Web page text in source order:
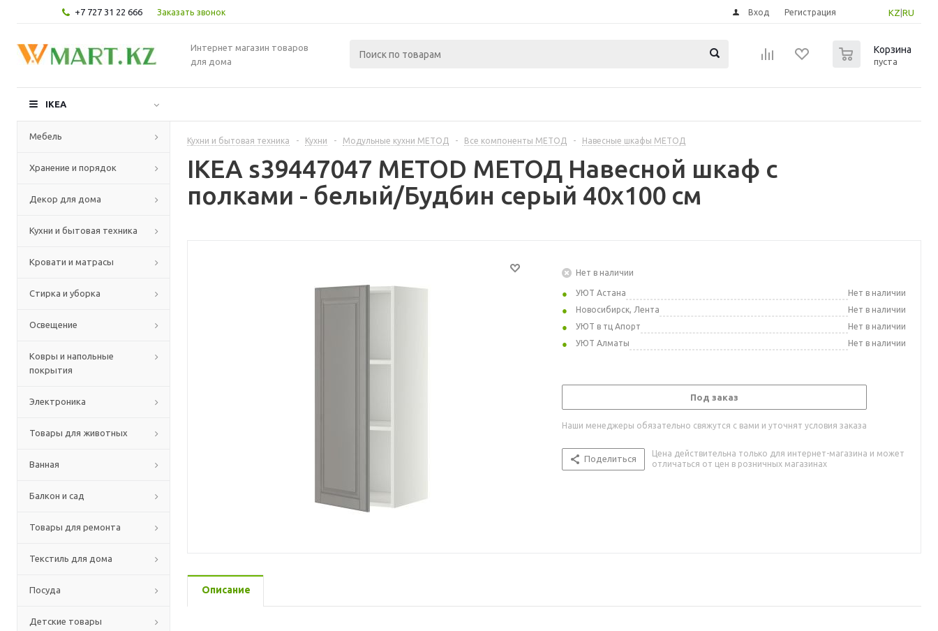
+7 727 31 22 666 Заказать звонок KZ RU
Вход Регистрация
Интернет магазин товаров
для дома
Корзина
пуста
IKEA
Мебель
Хранение и порядок
Декор для дома
Кухни и бытовая техника
Кровати и матрасы
Стирка и уборка
Освещение
Ковры и напольные
покрытия
Электроника
Товары для животных
Ванная
Балкон и сад
Товары для ремонта
Текстиль для дома
Посуда
Детские товары
Кухни и бытовая техника - Кухни - Модульные кухни МЕТОД - Все компоненты МЕТОД - Навесные шкафы МЕТОД
IKEA s39447047 METOD МЕТОД Навесной шкаф с
полками - белый/Будбин серый 40x100 см
Нет в наличии
УЮТ Астана
Нет в наличии
Новосибирск, Лента
Нет в наличии
УЮТ в тц Апорт
Нет в наличии
УЮТ Алматы
Нет в наличии
Под заказ
Наши менеджеры обязательно свяжутся с вами и уточнят условия заказа
Поделиться
Цена действительна только для интернет-магазина и может
отличаться от цен в розничных магазинах
Описание